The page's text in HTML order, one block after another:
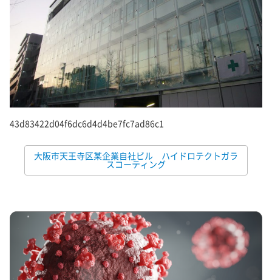
43d83422d04f6dc6d4d4be7fc7ad86c1
大阪市天王寺区某企業自社ビル ハイドロテクトガラ
スコーティング